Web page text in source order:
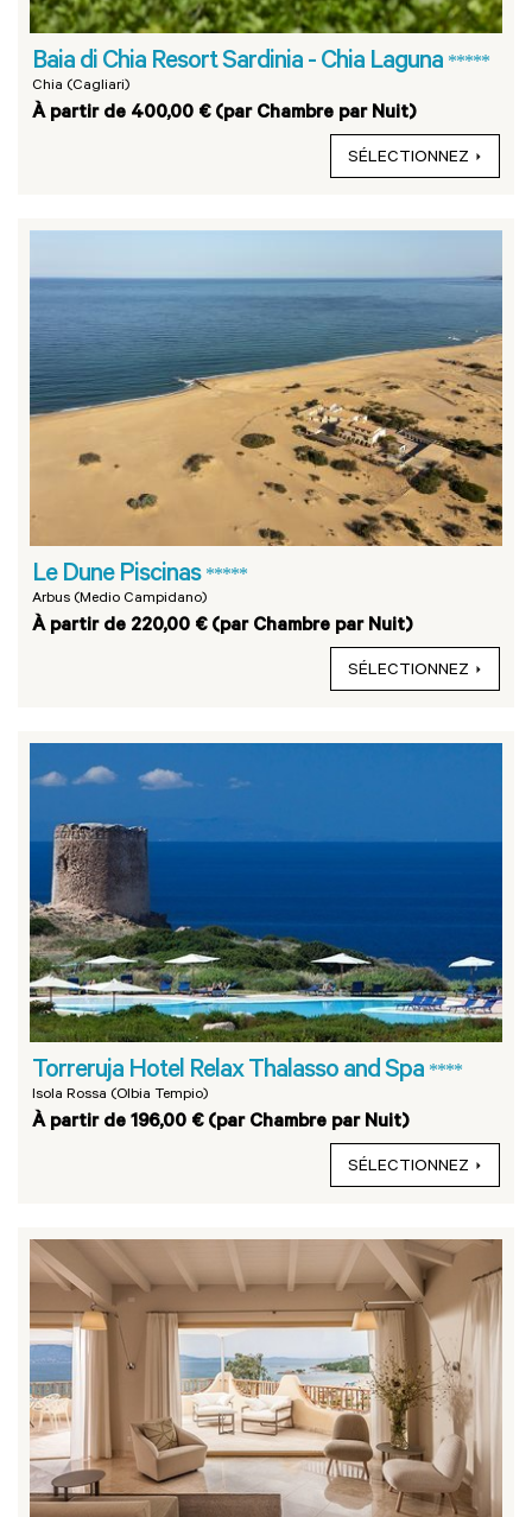
Baia di Chia Resort Sardinia - Chia Laguna *****
Chia (Cagliari)
À partir de 400,00 € (par Chambre par Nuit)
SÉLECTIONNEZ
Le Dune Piscinas *****
Arbus (Medio Campidano)
À partir de 220,00 € (par Chambre par Nuit)
SÉLECTIONNEZ
Torreruja Hotel Relax Thalasso and Spa ****
Isola Rossa (Olbia Tempio)
À partir de 196,00 € (par Chambre par Nuit)
SÉLECTIONNEZ